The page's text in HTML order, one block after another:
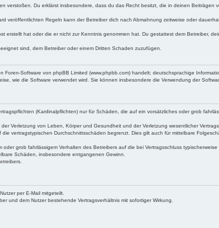
Du erklärst insbesondere, dass du das Recht besitzt, die in deinen Beiträgen
veröffentlichten Regeln kann der Betreiber dich nach Abmahnung zeitweise oder
hat oder die er nicht zur Kenntnis genommen hat. Du gestattest dem Betreiber,
sind, dem Betreiber oder einem Dritten Schaden zuzufügen.
Foren-Software von phpBB Limited (www.phpbb.com) handelt; deutschsprachige
wie die Software verwendet wird. Sie können insbesondere die Verwendung der
(Kardinalpflichten) nur für Schäden, die auf ein vorsätzliches oder grob
Verletzung von Leben, Körper und Gesundheit und der Verletzung wesentlicher
vertragstypischen Durchschnittsschäden begrenzt. Dies gilt auch für mittelbare
grob fahrlässigem Verhalten des Betreibers auf die bei Vertragsschluss typischerweise
Schäden, insbesondere entgangenen Gewinn.
per E-Mail mitgeteilt.
und dem Nutzer bestehende Vertragsverhältnis mit sofortiger Wirkung.